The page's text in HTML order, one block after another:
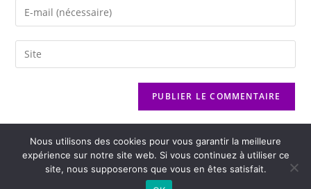
Nous utilisons des cookies pour vous garantir la meilleure
expérience sur notre site web. Si vous continuez à utiliser ce
site, nous supposerons que vous en êtes satisfait.